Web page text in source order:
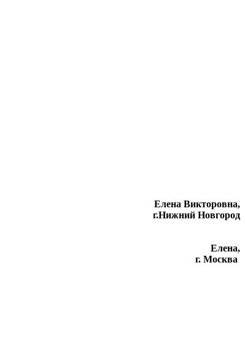
Елена Викторовна,
г.Нижний Новгород
Елена,
г. Москва